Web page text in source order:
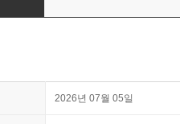
2026년 07월 05일